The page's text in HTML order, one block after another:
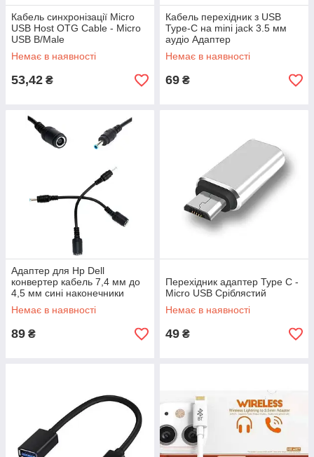
Кабель синхронізації Micro
USB Host OTG Cable - Micro
USB B/Male
Немає в наявності
53,42 ₴
Кабель перехідник з USB
Type-C на mini jack 3.5 мм
аудіо Адаптер
Немає в наявності
69 ₴
Адаптер для Hp Dell
конвертер кабель 7,4 мм до
4,5 мм сині наконечники
Немає в наявності
89 ₴
Перехідник адаптер Type C -
Micro USB Сріблястий
Немає в наявності
49 ₴